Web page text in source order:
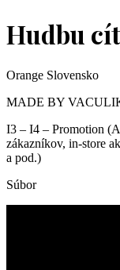
Hudbu
Orange Slovensko
MADE BY
I3 – I4 – Promotion
zákazníkov, in-store
a pod.)
Súbor